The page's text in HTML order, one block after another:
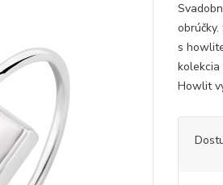
s
kolekcia
Howlit